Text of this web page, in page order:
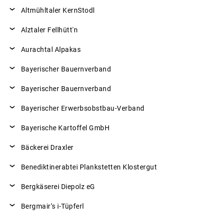
Altmühltaler KernStodl
Alztaler Fellhütt'n
Aurachtal Alpakas
Bayerischer Bauernverband
Bayerischer Bauernverband
Bayerischer Erwerbsobstbau-Verband
Bayerische Kartoffel GmbH
Bäckerei Draxler
Benediktinerabtei Plankstetten Klostergut
Bergkäserei Diepolz eG
Bergmair‘s i-Tüpferl